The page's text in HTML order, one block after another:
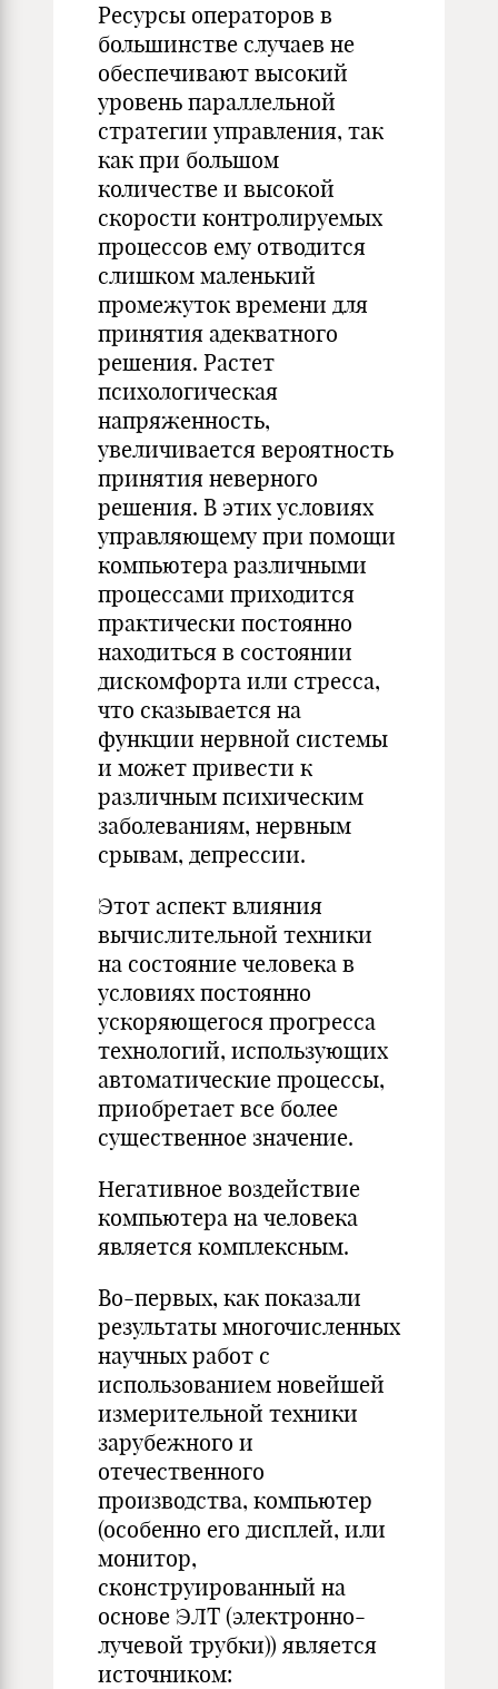
Ресурсы операторов в
большинстве случаев не
обеспечивают высокий
уровень параллельной
стратегии управления, так
как при большом
количестве и высокой
скорости контролируемых
процессов ему отводится
слишком маленький
промежуток времени для
принятия адекватного
решения. Растет
психологическая
напряженность,
увеличивается вероятность
принятия неверного
решения. В этих условиях
управляющему при помощи
компьютера различными
процессами приходится
практически постоянно
находиться в состоянии
дискомфорта или стресса,
что сказывается на
функции нервной системы
и может привести к
различным психическим
заболеваниям, нервным
срывам, депрессии.
Этот аспект влияния
вычислительной техники
на состояние человека в
условиях постоянно
ускоряющегося прогресса
технологий, использующих
автоматические процессы,
приобретает все более
существенное значение.
Негативное воздействие
компьютера на человека
является комплексным.
Во-первых, как показали
результаты многочисленных
научных работ с
использованием новейшей
измерительной техники
зарубежного и
отечественного
производства, компьютер
(особенно его дисплей, или
монитор,
сконструированный на
основе ЭЛТ (электронно-
лучевой трубки)) является
источником: